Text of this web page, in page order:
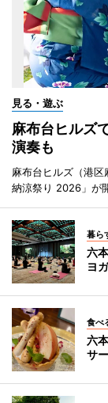
見る・遊ぶ
麻布台ヒルズ
演奏も
麻布台ヒルズ（港
納涼祭り 2026」が
暮ら
六
ヨガ
食べ
六
サ